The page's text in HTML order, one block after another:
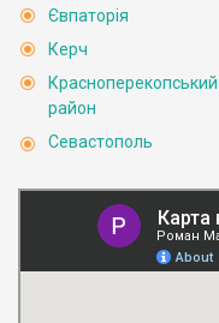
Євпаторія
Керч
Красноперекопський
район
Севастополь